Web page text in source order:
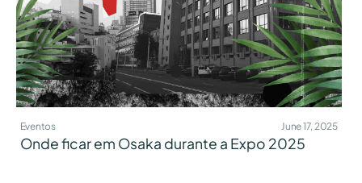
Eventos June 17, 2025
Onde ficar em Osaka durante a Expo 2025